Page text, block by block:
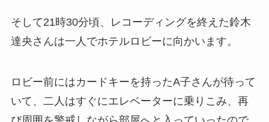
そして21時30分頃、レコーディングを終えた鈴木
達央さんは一人でホテルロビーに向かいます。
ロビー前にはカードキーを持ったA子さんが待って
いて、二人はすぐにエレベーターに乗りこみ、再